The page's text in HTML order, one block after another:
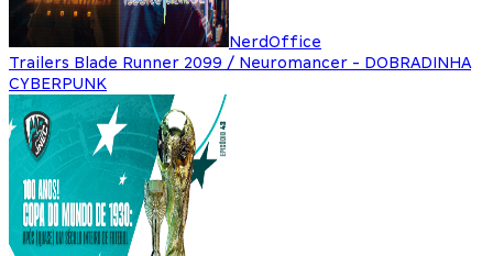
NerdOffice
Trailers Blade Runner 2099 / Neuromancer - DOBRADINHA
CYBERPUNK